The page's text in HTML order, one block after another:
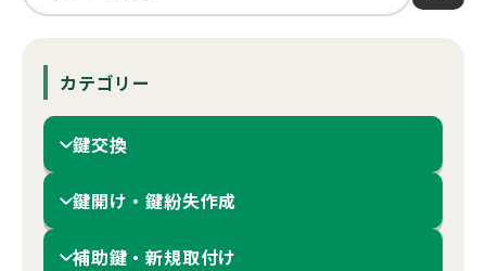
カテゴリー
鍵交換
鍵開け・鍵紛失作成
補助鍵・新規取付け